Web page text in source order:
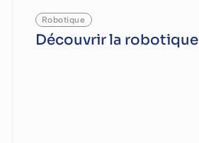
Robotique
Découvrir la robotique